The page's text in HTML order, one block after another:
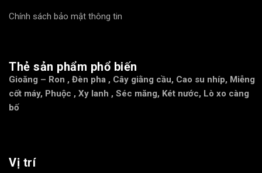
Chính sách bảo mật thông tin
Thẻ sản phẩm phổ biến
Gioăng – Ron , Đèn pha , Cây giằng cầu, Cao su nhíp, Miễng
cốt máy, Phuộc , Xy lanh , Séc măng, Két nước, Lò xo càng
bố
Vị trí